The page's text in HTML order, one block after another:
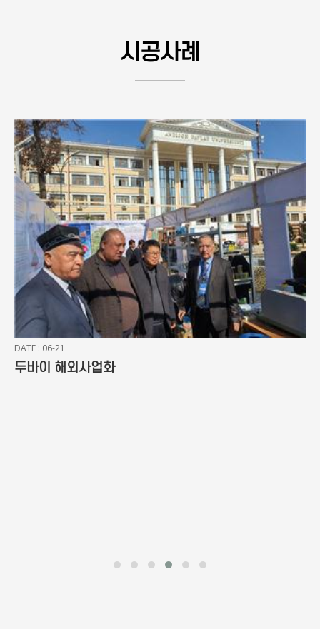
시공사례
DATE : 06-21
두바이 해외사업화